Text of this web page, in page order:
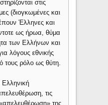
στις
(διογκωμένες και
Έλληνες και
ως ήρωα, θύμα
των Ελλήνων και
λόγους εθνικής
τους ρόλο ως θύτη.
Ελληνική
τις
της